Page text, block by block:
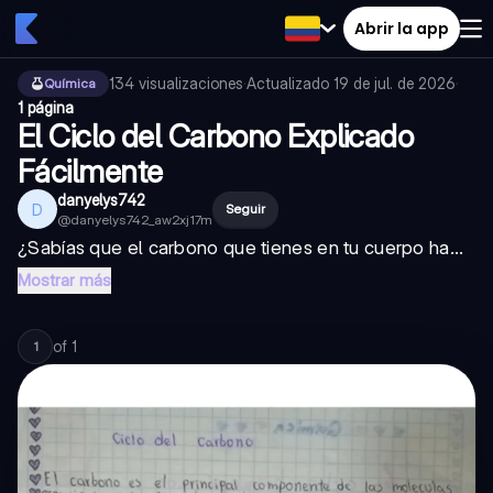
Abrir la app
Química 134 visualizaciones·Actualizado 19 de jul. de 2026·
1 página
El Ciclo del Carbono Explicado
Fácilmente
D danyelys742
@danyelys742_aw2xj17m
Seguir
¿Sabías que el carbono que tienes en tu cuerpo ha...
Mostrar más
1 of 1